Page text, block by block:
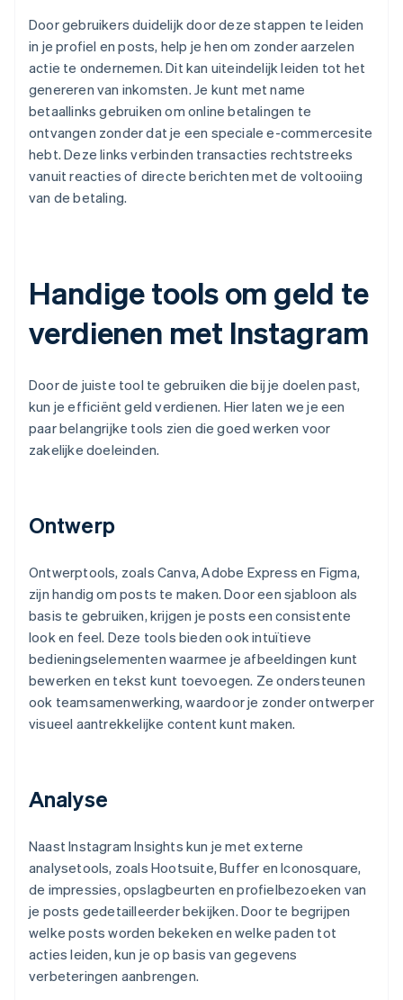
Door gebruikers duidelijk door deze stappen te leiden
in je profiel en posts, help je hen om zonder aarzelen
actie te ondernemen. Dit kan uiteindelijk leiden tot het
genereren van inkomsten. Je kunt met name
betaallinks gebruiken om online betalingen te
ontvangen zonder dat je een speciale e-commercesite
hebt. Deze links verbinden transacties rechtstreeks
vanuit reacties of directe berichten met de voltooiing
van de betaling.
Handige tools om geld te
verdienen met Instagram
Door de juiste tool te gebruiken die bij je doelen past,
kun je efficiënt geld verdienen. Hier laten we je een
paar belangrijke tools zien die goed werken voor
zakelijke doeleinden.
Ontwerp
Ontwerptools, zoals Canva, Adobe Express en Figma,
zijn handig om posts te maken. Door een sjabloon als
basis te gebruiken, krijgen je posts een consistente
look en feel. Deze tools bieden ook intuïtieve
bedieningselementen waarmee je afbeeldingen kunt
bewerken en tekst kunt toevoegen. Ze ondersteunen
ook teamsamenwerking, waardoor je zonder ontwerper
visueel aantrekkelijke content kunt maken.
Analyse
Naast Instagram Insights kun je met externe
analysetools, zoals Hootsuite, Buffer en Iconosquare,
de impressies, opslagbeurten en profielbezoeken van
je posts gedetailleerder bekijken. Door te begrijpen
welke posts worden bekeken en welke paden tot
acties leiden, kun je op basis van gegevens
verbeteringen aanbrengen.